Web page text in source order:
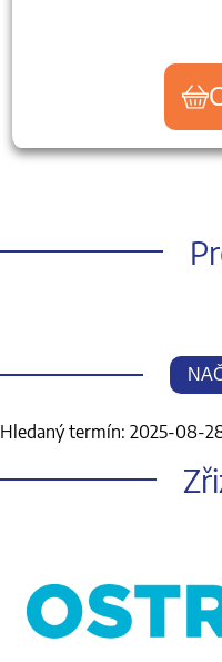
Hledaný termín: 2025-08-